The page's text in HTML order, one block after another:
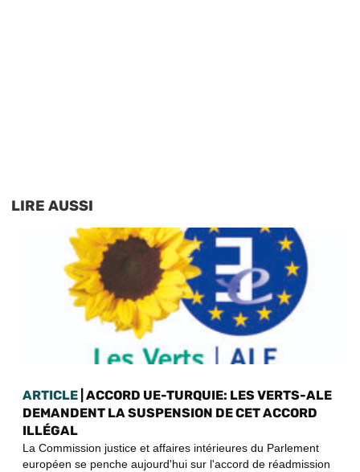
LIRE AUSSI
ARTICLE | ACCORD UE-TURQUIE: LES VERTS-ALE
DEMANDENT LA SUSPENSION DE CET ACCORD
ILLÉGAL
La Commission justice et affaires intérieures du Parlement
européen se penche aujourd'hui sur l'accord de réadmission